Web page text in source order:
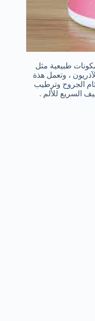
طبيعية مثل
، وتعمل هذة
الجروح وترطيب
السريع للألم .